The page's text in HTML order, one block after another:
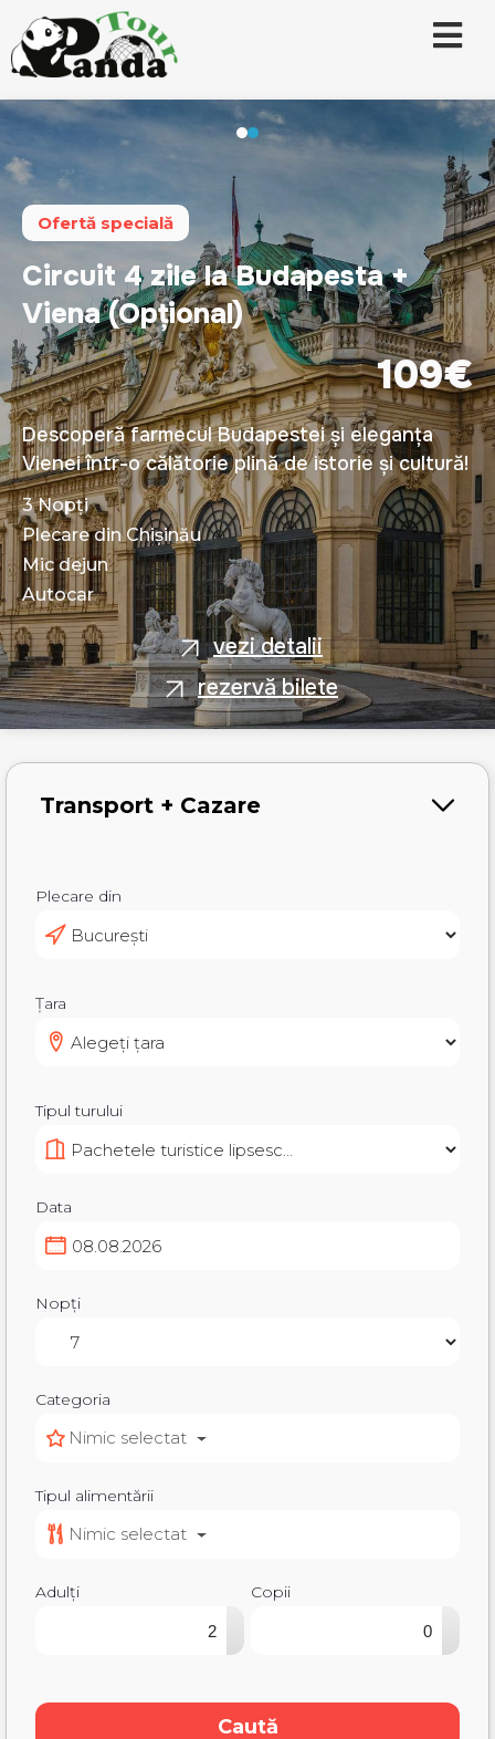
Ofertă specială
Circuit 4 zile la Budapesta +
Viena (Opțional)
109€
Descoperă farmecul Budapestei și eleganța
Vienei într-o călătorie plină de istorie și cultură!
3 Nopți
Plecare din Chișinău
Mic dejun
Autocar
vezi detalii
rezervă bilete
Plecare din
Țara
Tipul turului
Data
Nopți
Categoria
Nimic selectat
Tipul alimentării
Nimic selectat
Adulți Copii
Caută